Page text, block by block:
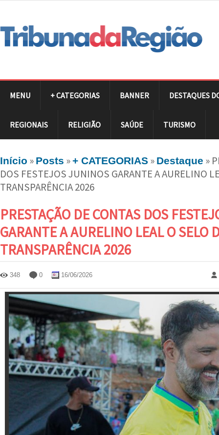
MENU + CATEGORIAS BANNER DESTAQUES
REGIONAIS RELIGIÃO SAÚDE TURISMO
Início » Posts »+ CATEGORIAS » Destaque »
DOS FESTEJOS JUNINOS GARANTE A AURELINO
TRANSPARÊNCIA 2026
PRESTAÇÃO DE CONTAS DOS
GARANTE A AURELINO LEAL O SELO
TRANSPARÊNCIA 2026
348 0 16/06/2026